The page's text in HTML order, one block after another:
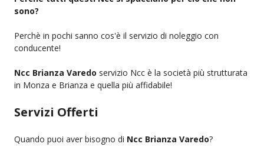
sono?
Perchè in pochi sanno cos'è il servizio di noleggio con
conducente!
Ncc Brianza Varedo servizio Ncc è la società più strutturata
in Monza e Brianza e quella più affidabile!
Servizi Offerti
Quando puoi aver bisogno di Ncc Brianza Varedo?